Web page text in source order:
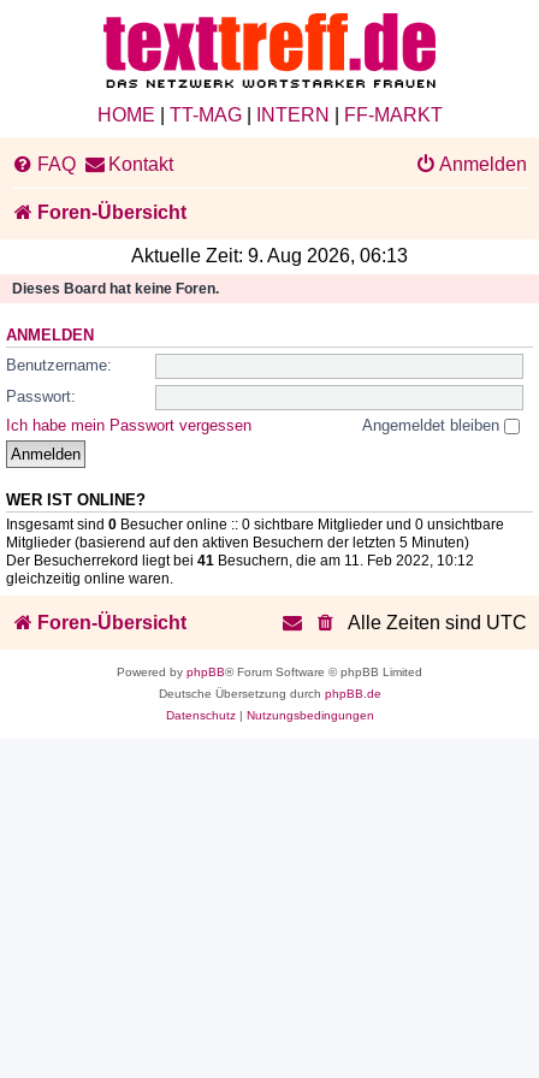
HOME TT-MAG| INTERN FF-MARKT
FAQ Kontakt Anmelden
Foren-Übersicht
Aktuelle Zeit: 9. Aug 2026, 06:13
Dieses Board hat keine Foren.
ANMELDEN
Benutzername:
Passwort:
Ich habe mein Passwort vergessen
Angemeldet bleiben
WER IST ONLINE?
Insgesamt sind 0 Besucher online :: 0 sichtbare Mitglieder und 0 unsichtbare
Mitglieder (basierend auf den aktiven Besuchern der letzten 5 Minuten)
Der Besucherrekord liegt bei 41 Besuchern, die am 11. Feb 2022, 10:12
gleichzeitig online waren.
Foren-Übersicht Alle Zeiten sind UTC
Powered by phpBB® Forum Software © phpBB Limited
Deutsche Übersetzung durch phpBB.de
Datenschutz| Nutzungsbedingungen